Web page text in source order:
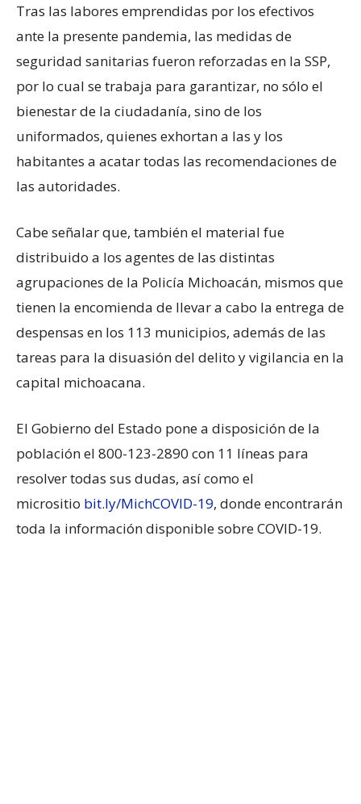
Tras las labores emprendidas por los efectivos
ante la presente pandemia, las medidas de
seguridad sanitarias fueron reforzadas en la SSP,
por lo cual se trabaja para garantizar, no sólo el
bienestar de la ciudadanía, sino de los
uniformados, quienes exhortan a las y los
habitantes a acatar todas las recomendaciones de
las autoridades.
Cabe señalar que, también el material fue
distribuido a los agentes de las distintas
agrupaciones de la Policía Michoacán, mismos que
tienen la encomienda de llevar a cabo la entrega de
despensas en los 113 municipios, además de las
tareas para la disuasión del delito y vigilancia en la
capital michoacana.
El Gobierno del Estado pone a disposición de la
población el 800-123-2890 con 11 líneas para
resolver todas sus dudas, así como el
micrositio bit.ly/MichCOVID-19, donde encontrarán
toda la información disponible sobre COVID-19.